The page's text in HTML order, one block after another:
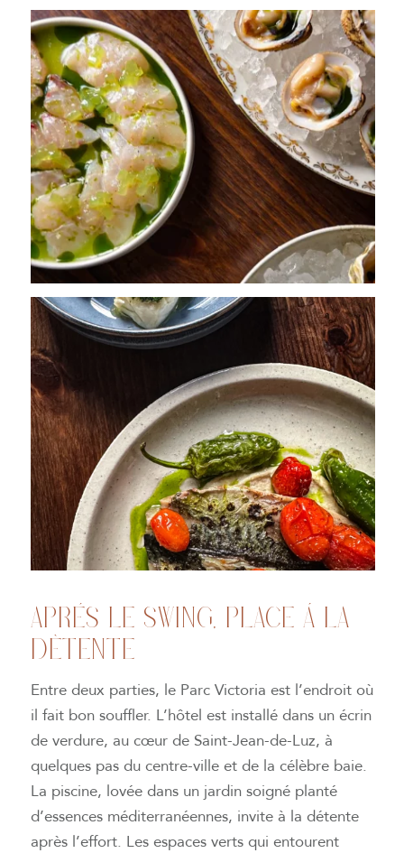
APRÈS LE SWING, PLACE À LA
DÉTENTE
Entre deux parties, le Parc Victoria est l’endroit où
il fait bon souffler. L’hôtel est installé dans un écrin
de verdure, au cœur de Saint-Jean-de-Luz, à
quelques pas du centre-ville et de la célèbre baie.
La piscine, lovée dans un jardin soigné planté
d’essences méditerranéennes, invite à la détente
après l’effort. Les espaces verts qui entourent